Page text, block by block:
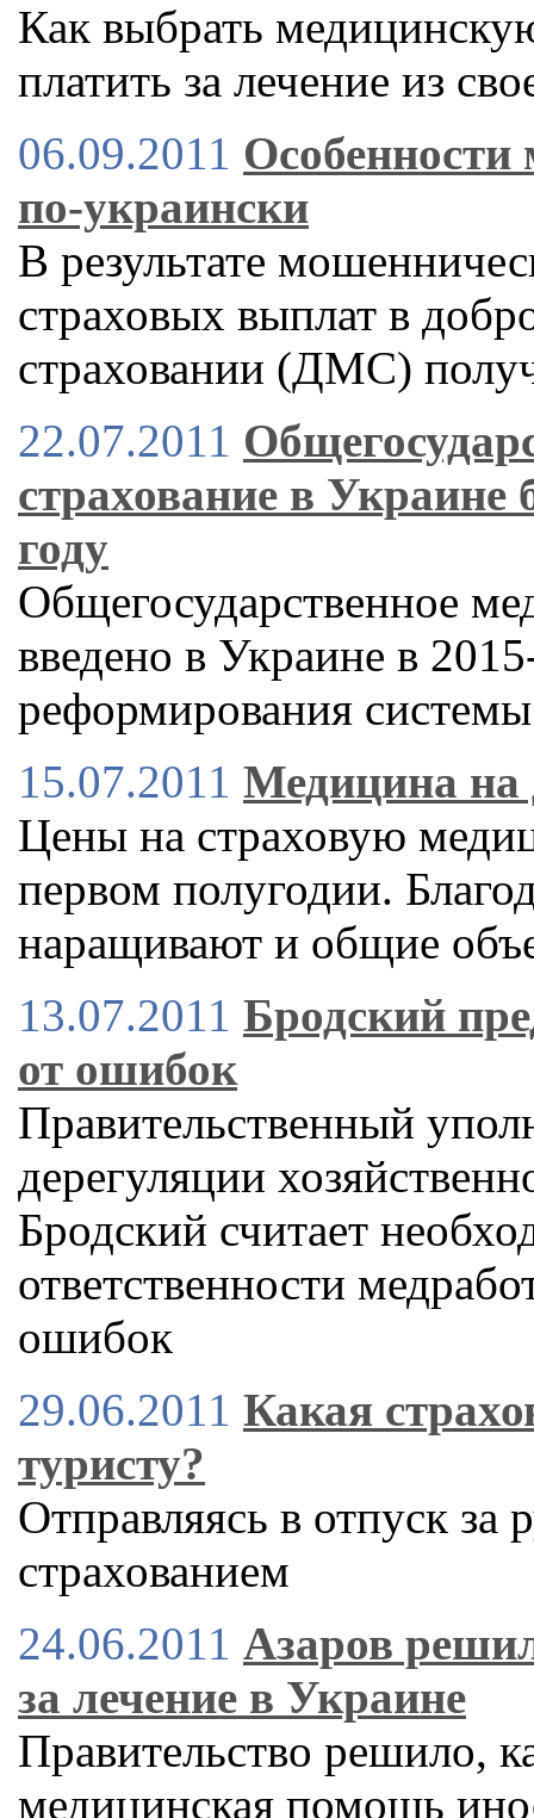
Как выбрать
платить за лечение из
06.09.2011 Особенности
по-украински
В результате
страховых выплат в
страховании (ДМС)
22.07.2011
страхование в Украине
году
Общегосударственное
введено в Украине в
реформирования
15.07.2011 Медицина
Цены на страховую
первом полугодии.
наращивают и общие
13.07.2011 Бродский
от ошибок
Правительственный
дерегуляции
Бродский считает
ответственности
ошибок
29.06.2011 Какая
туристу?
Отправляясь в отпуск за
страхованием
24.06.2011 Азаров
за лечение в Украине
Правительство решило,
медицинская помощь